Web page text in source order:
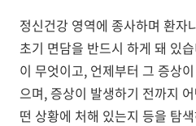
정신건강 영역에 종사하며 환자
초기 면담을 반드시 하게 돼 있
이 무엇이고, 언제부터 그 증상
으며, 증상이 발생하기 전까지
떤 상황에 처해 있는지 등을 탐